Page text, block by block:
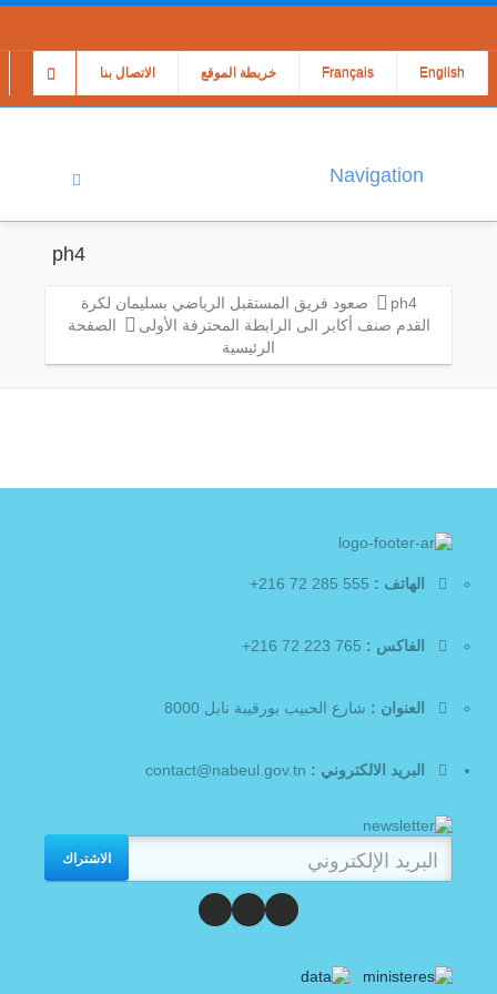
الاتصال بنا خريطة الموقع Français English
Navigation
ph4
ph4
صعود فريق المستقبل الرياضي بسليمان لكرة
القدم صنف أكابر الى الرابطة المحترفة الأولى
الصفحة
الرئيسية
الهاتف :
الفاكس :
العنوان : شارع الحبيب بورقيبة نابل 8000
البريد الالكتروني :
الاشتراك